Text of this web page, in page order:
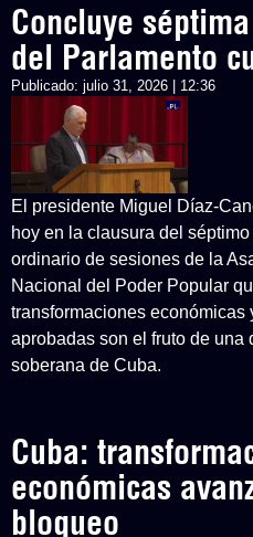
Concluye
del Parlamento
Publicado: julio 31, 2026 | 12:36
El presidente Miguel Díaz-
hoy en la clausura del
ordinario de sesiones de la
Nacional del Poder Popular
transformaciones económicas
aprobadas son el fruto de una
soberana de Cuba.
Cuba:
económicas
bloqueo